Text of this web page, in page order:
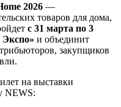
2026 —
товаров для дома,
с 31 марта по 3
и объединит
закупщиков
на выставки
NEWS: